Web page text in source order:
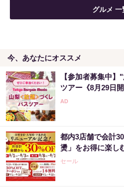
グルメ 一
今、あなたにオススメ
【参加者募集中
ツアー《8月29日開
都内3店舗で会計
燙」をお得に楽し
セール